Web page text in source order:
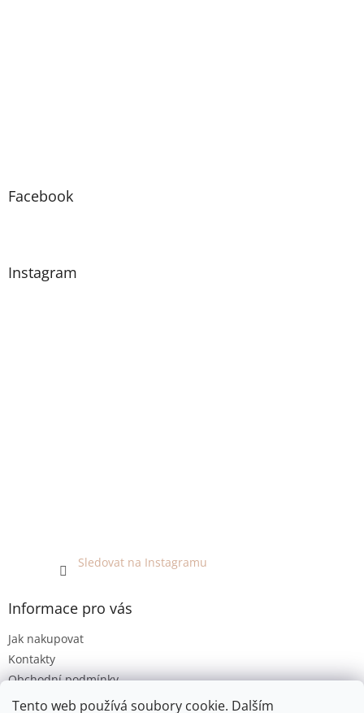
Tento web používá soubory cookie. Dalším
Facebook
Instagram
Sledovat na Instagramu
Informace pro vás
Jak nakupovat
Kontakty
Obchodní podmínky
Podmínky ochrany osobních údajů